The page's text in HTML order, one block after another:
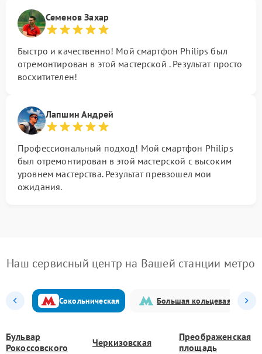
Семенов Захар
Быстро и качественно! Мой смартфон Philips был
отремонтирован в этой мастерской . Результат просто
восхитителен!
Лапшин Андрей
Профессиональный подход! Мой смартфон Philips
был отремонтирован в этой мастерской с высоким
уровнем мастерства. Результат превзошел мои
ожидания.
Наш сервисный центр на Вашей станции метро
Сокольническая Большая кольцевая
Бульвар
Рокоссовского
Черкизовская
Преображенская
площадь